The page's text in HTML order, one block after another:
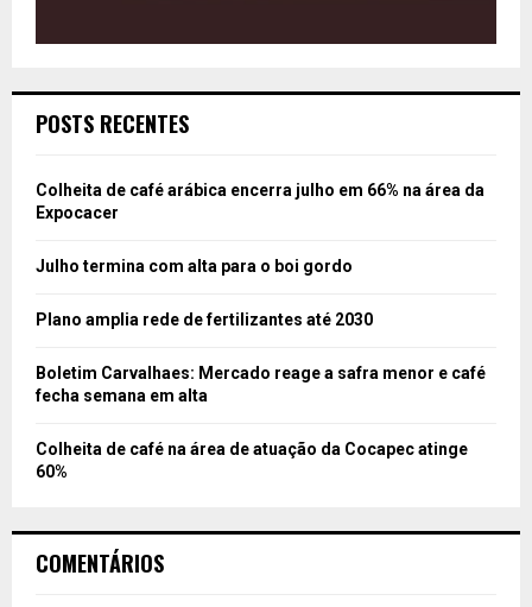
POSTS RECENTES
Colheita de café arábica encerra julho em 66% na área da
Expocacer
Julho termina com alta para o boi gordo
Plano amplia rede de fertilizantes até 2030
Boletim Carvalhaes: Mercado reage a safra menor e café
fecha semana em alta
Colheita de café na área de atuação da Cocapec atinge
60%
COMENTÁRIOS